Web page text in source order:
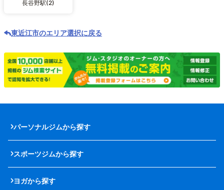
長谷野駅(2)
東近江市のエリア選択に戻る
パーソナルジムから探す
スポーツジムから探す
ヨガから探す